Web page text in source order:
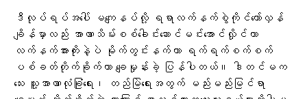
ဒီလုပ်ရပ်အပေါ် မကျေနပ်လို့ ရရာလက်နက်စွဲကိုင်တော်လှန်
ချိန်မှာလည်း အာဏာသိမ်းစစ်ခေါင်းဆောင်မင်းအောင်လှိုင်ဟာ
လက်နက်အားကိုးနဲ့ပဲ မိုက်တွင်းနက်ကာ ရက်ရက်စက်စက်
ပစ်ခတ်တိုက်ခိုက်ကာ ချေမှုန်းခဲ့ ပြန်ပါတယ်။ ဒါတင်မက
သေး သူ့အာဏာလုံခြုံရေး၊ တည်မြဲရေးအတွက် မည်းမည်းမြင်ရာ